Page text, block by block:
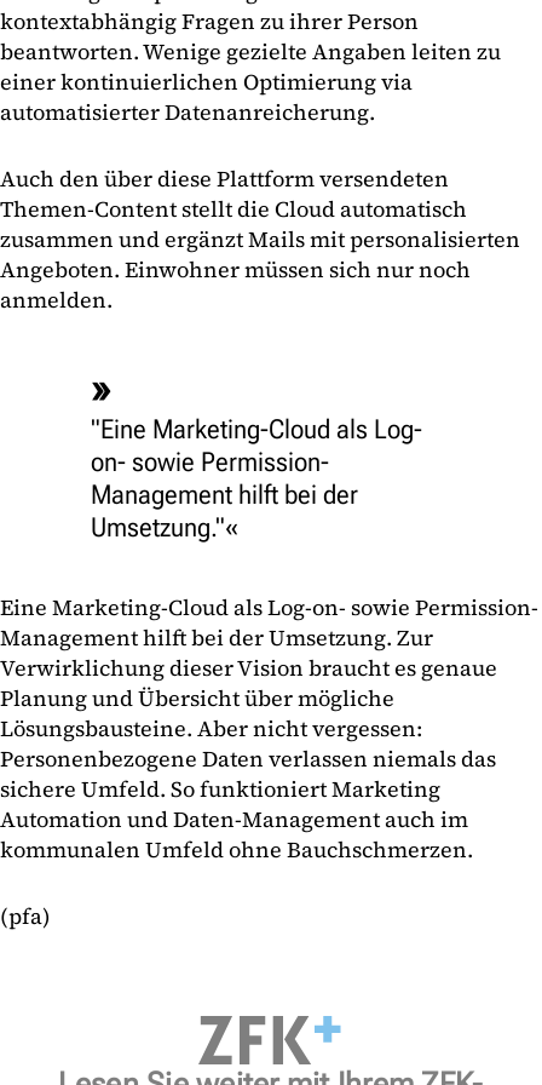
kontextabhängig Fragen zu ihrer Person
beantworten. Wenige gezielte Angaben leiten zu
einer kontinuierlichen Optimierung via
automatisierter Datenanreicherung.
Auch den über diese Plattform versendeten
Themen-Content stellt die Cloud automatisch
zusammen und ergänzt Mails mit personalisierten
Angeboten. Einwohner müssen sich nur noch
anmelden.
"Eine Marketing-Cloud als Log-
on- sowie Permission-
Management hilft bei der
Umsetzung."
Eine Marketing-Cloud als Log-on- sowie Permission-
Management hilft bei der Umsetzung. Zur
Verwirklichung dieser Vision braucht es genaue
Planung und Übersicht über mögliche
Lösungsbausteine. Aber nicht vergessen:
Personenbezogene Daten verlassen niemals das
sichere Umfeld. So funktioniert Marketing
Automation und Daten-Management auch im
kommunalen Umfeld ohne Bauchschmerzen.
(pfa)